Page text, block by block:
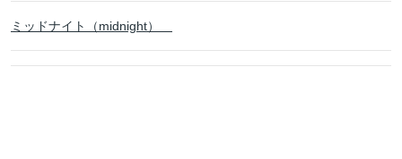
ミッドナイト（midnight）